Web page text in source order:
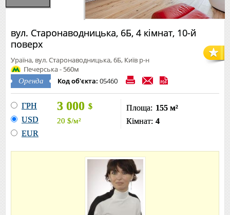
вул. Старонаводницька, 6Б, 4 кімнат, 10-й
поверх
Ураїна, вул. Старонаводницька, 6Б, Київ р-н
Печерська - 560м
Оренда Код об'єкта: 05460
ГРН
USD
EUR
3 000 $
20 $/м²
Площа: 155 м²
Кімнат: 4